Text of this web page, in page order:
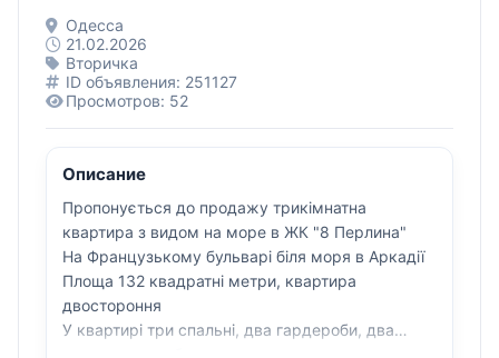
Одесса
21.02.2026
Вторичка
ID объявления: 251127
Просмотров: 52
Описание
Пропонується до продажу трикімнатна
квартира з видом на море в ЖК "8 Перлина"
На Французькому бульварі біля моря в Аркадії
Площа 132 квадратні метри, квартира
двостороння
У квартирі три спальні, два гардероби, два